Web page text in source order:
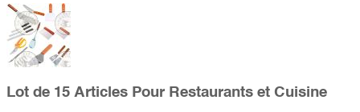
Lot de 15 Articles Pour Restaurants et Cuisine